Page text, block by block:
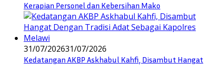
Kerapian Personel dan Kebersihan Mako
31/07/202631/07/2026
Kedatangan AKBP Askhabul Kahfi, Disambut Hangat